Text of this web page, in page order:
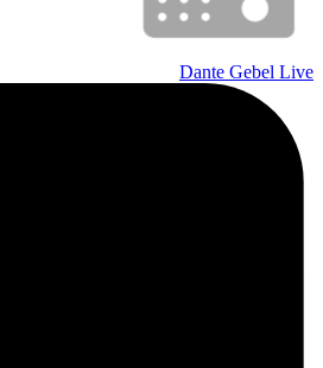
Dante Gebel Live